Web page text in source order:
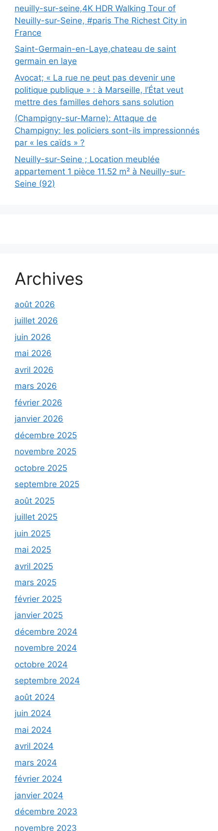
neuilly-sur-seine,4K HDR Walking Tour of
Neuilly-sur-Seine, #paris The Richest City in
France
Saint-Germain-en-Laye,chateau de saint
germain en laye
Avocat; « La rue ne peut pas devenir une
politique publique » : à Marseille, l’État veut
mettre des familles dehors sans solution
(Champigny-sur-Marne): Attaque de
Champigny: les policiers sont-ils impressionnés
par « les caïds » ?
Neuilly-sur-Seine ; Location meublée
appartement 1 pièce 11.52 m² à Neuilly-sur-
Seine (92)
Archives
août 2026
juillet 2026
juin 2026
mai 2026
avril 2026
mars 2026
février 2026
janvier 2026
décembre 2025
novembre 2025
octobre 2025
septembre 2025
août 2025
juillet 2025
juin 2025
mai 2025
avril 2025
mars 2025
février 2025
janvier 2025
décembre 2024
novembre 2024
octobre 2024
septembre 2024
août 2024
juin 2024
mai 2024
avril 2024
mars 2024
février 2024
janvier 2024
décembre 2023
novembre 2023